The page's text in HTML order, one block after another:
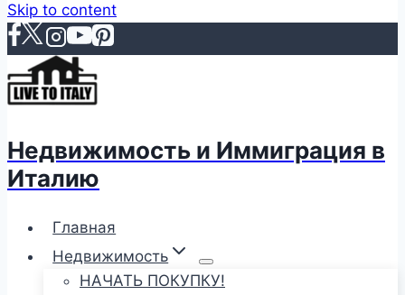
Skip to content
Недвижимость и Иммиграция в
Италию
Главная
Недвижимость
НАЧАТЬ ПОКУПКУ!